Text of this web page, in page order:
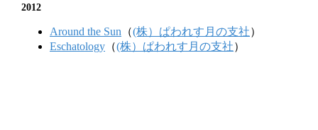
2012
Around the Sun （(株）ぱわれす月の支社）
Eschatology （(株）ぱわれす月の支社）